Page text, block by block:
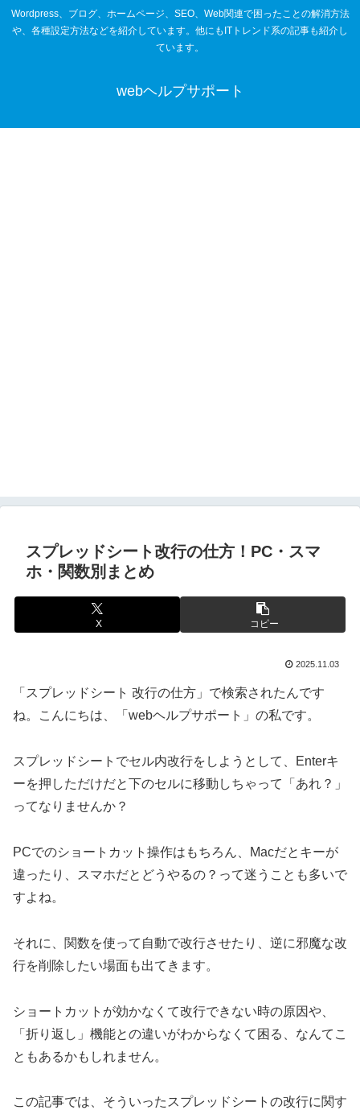
Wordpress、ブログ、ホームページ、SEO、Web関連で困ったことの解消方法
や、各種設定方法などを紹介しています。他にもITトレンド系の記事も紹介し
ています。
webヘルプサポート
スプレッドシート改行の仕方！PC・スマ
ホ・関数別まとめ
X コピー
2025.11.03
「スプレッドシート 改行の仕方」で検索されたんです
ね。こんにちは、「webヘルプサポート」の私です。
スプレッドシートでセル内改行をしようとして、Enterキ
ーを押しただけだと下のセルに移動しちゃって「あれ？」
ってなりませんか？
PCでのショートカット操作はもちろん、Macだとキーが
違ったり、スマホだとどうやるの？って迷うことも多いで
すよね。
それに、関数を使って自動で改行させたり、逆に邪魔な改
行を削除したい場面も出てきます。
ショートカットが効かなくて改行できない時の原因や、
「折り返し」機能との違いがわからなくて困る、なんてこ
ともあるかもしれません。
この記事では、そういったスプレッドシートの改行に関す